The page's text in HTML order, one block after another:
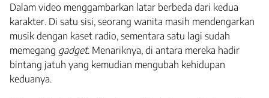
Dalam video menggambarkan latar berbeda dari kedua
karakter. Di satu sisi, seorang wanita masih mendengarkan
musik dengan kaset radio, sementara satu lagi sudah
memegang gadget. Menariknya, di antara mereka hadir
bintang jatuh yang kemudian mengubah kehidupan
keduanya.